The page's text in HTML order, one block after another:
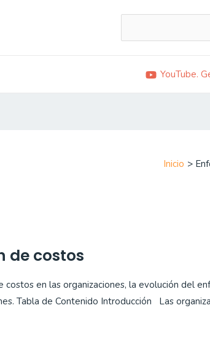
YouTube.
Inicio
de costos
en las organizaciones, la evolución del
Tabla de Contenido Introducción Las